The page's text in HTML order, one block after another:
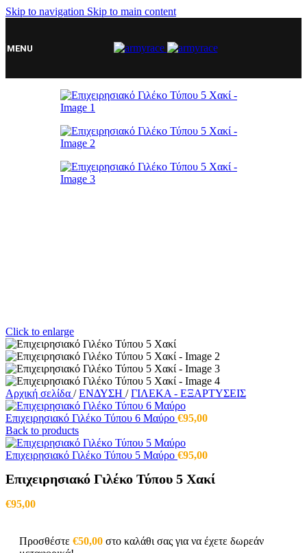
Skip to navigation Skip to main content
MENU
Click to enlarge
Αρχική σελίδα / ΕΝΔΥΣΗ / ΓΙΛΕΚΑ - ΕΞΑΡΤΥΣΕΙΣ
Επιχειρησιακό Γιλέκο Τύπου 6 Μαύρο €95,00
Back to products
Επιχειρησιακό Γιλέκο Τύπου 5 Μαύρο €95,00
Επιχειρησιακό Γιλέκο Τύπου 5 Χακί
€95,00
Προσθέστε €50,00 στο καλάθι σας για να έχετε δωρεάν